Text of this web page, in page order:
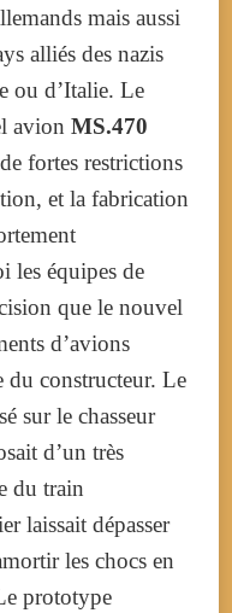
mais aussi
alliés des nazis
ou d’Italie. Le
avion MS.470
fortes restrictions
et la fabrication
les équipes de
que le nouvel
d’avions
du constructeur. Le
sur le chasseur
d’un très
du train
laissait dépasser
les chocs en
prototype